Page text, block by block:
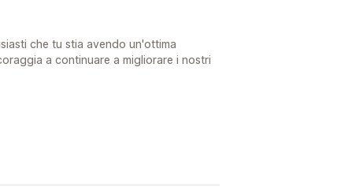
che tu stia avendo un'ottima
a continuare a migliorare i nostri